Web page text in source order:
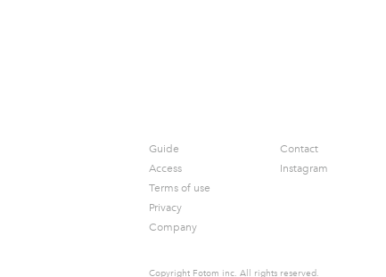
Guide
Access
Terms of use
Privacy
Company
Contact
Instagram
Copyright Fotom inc. All rights reserved.